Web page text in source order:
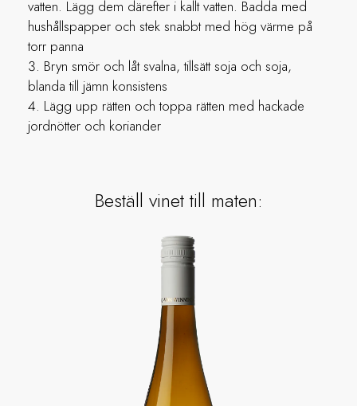
Beställ vinet till maten:
vatten. Lägg dem därefter i kallt vatten. Badda med
hushållspapper och stek snabbt med hög värme på
torr panna
Bryn smör och låt svalna, tillsätt soja och soja,
blanda till jämn konsistens
Lägg upp rätten och toppa rätten med hackade
jordnötter och koriander